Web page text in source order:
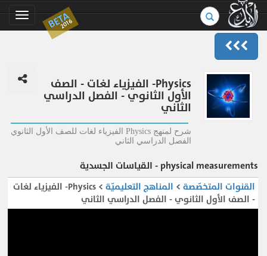
BETA
2016
بحث
في
الموسوعة..
Physics- الفيزياء لغات - الصف
الأول الثانوي - الفصل الدراسي
الثاني
شرح لمنهج Physics الفيزياء لغات للصف الأول الثانوي
الفصل الدراسي الثاني
physical measurements - القياسات الجسدية
القنوات المتخصّصة > المناهج التعليميّة
> Physics- الفيزياء لغات
- الصف الأول الثانوي - الفصل الدراسي الثاني